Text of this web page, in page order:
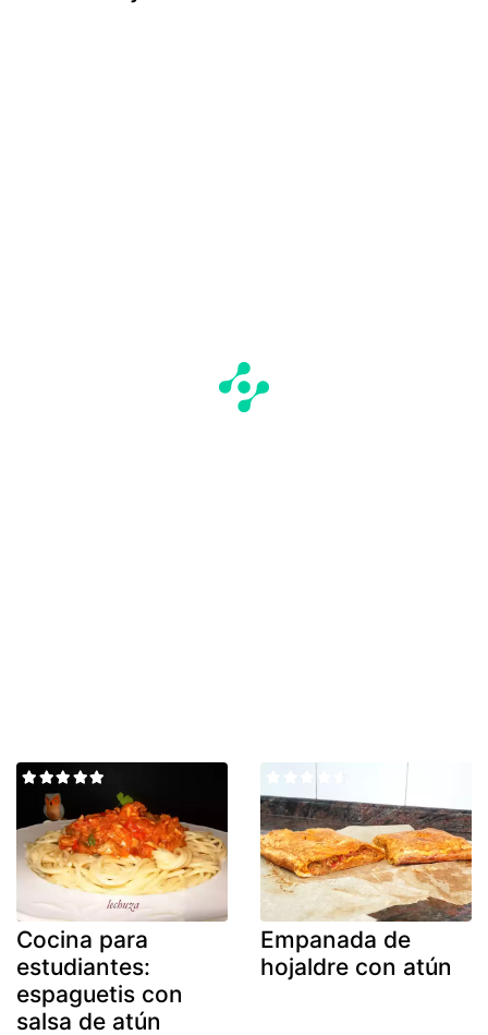
Cocina para
estudiantes:
espaguetis con
salsa de atún
Empanada de
hojaldre con atún